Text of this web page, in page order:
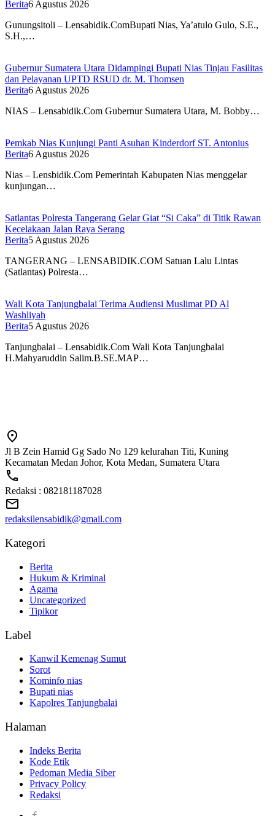
Berita6 Agustus 2026
Gunungsitoli – Lensabidik.ComBupati Nias, Ya’atulo Gulo, S.E.,
S.H.,…
Gubernur Sumatera Utara Didampingi Bupati Nias Tinjau Fasilitas
dan Pelayanan UPTD RSUD dr. M. Thomsen
Berita6 Agustus 2026
NIAS – Lensabidik.Com Gubernur Sumatera Utara, M. Bobby…
Pemkab Nias Kunjungi Panti Asuhan Kinderdorf ST. Antonius
Berita6 Agustus 2026
Nias – Lensbidik.Com Pemerintah Kabupaten Nias menggelar
kunjungan…
Satlantas Polresta Tangerang Gelar Giat “Si Caka” di Titik Rawan
Kecelakaan Jalan Raya Serang
Berita5 Agustus 2026
TANGERANG – LENSABIDIK.COM Satuan Lalu Lintas
(Satlantas) Polresta…
Wali Kota Tanjungbalai Terima Audiensi Muslimat PD Al
Washliyah
Berita5 Agustus 2026
Tanjungbalai – Lensabidik.Com Wali Kota Tanjungbalai
H.Mahyaruddin Salim.B.SE.MAP…
Jl B Zein Hamid Gg Sado No 129 kelurahan Titi, Kuning
Kecamatan Medan Johor, Kota Medan, Sumatera Utara
Redaksi : 082181187028
redaksilensabidik@gmail.com
Kategori
Berita
Hukum & Kriminal
Agama
Uncategorized
Tipikor
Label
Kanwil Kemenag Sumut
Sorot
Kominfo nias
Bupati nias
Kapolres Tanjungbalai
Halaman
Indeks Berita
Kode Etik
Pedoman Media Siber
Privacy Policy
Redaksi